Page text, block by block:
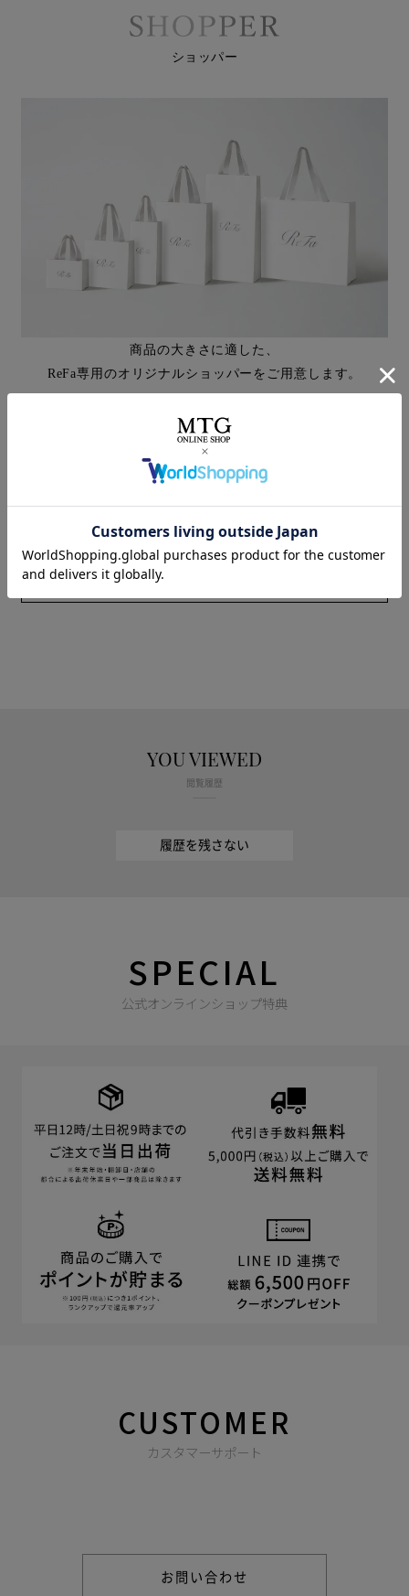
ショッパー
商品の大きさに適した、
ReFa専用のオリジナルショッパーをご用意します。
ご注意
本商品は、有料のラッピングを施した商品となります。
無料のラッピングをご要望の場合は、単品の商品ページから
※一部商品は無料ラッピング対象外となっています。
YOU VIEWED
閲覧履歴
履歴を残さない
SPECIAL
公式オンラインショップ特典
CUSTOMER
カスタマーサポート
お問い合わせ